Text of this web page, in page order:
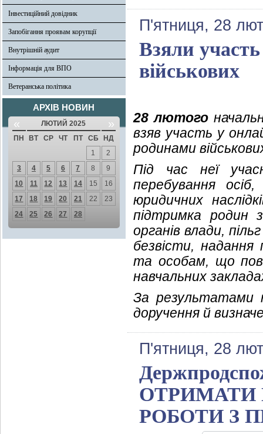
Інвестиційний довідник
Запобігання проявам корупції
Внутрішній аудит
Інформація для ВПО
Ветеранська політика
АРХІВ НОВИН
« ЛЮТИЙ 2025 »
ПН ВТ СР ЧТ ПТ СБ
НД
1
2
3
4 5 6 7 8
9
10
11 12 13 14 15
16
17
18 19 20 21 22
23
24
25 26 27 28
П'ятниця, 28
Взяли
військових
28 лютого
взяв участь у
родинами
Під час неї
перебування
юридичних
підтримка родин
органів влади,
безвісти, надання
та особам, що
навчальних
За результатами
доручення й
П'ятниця, 28
ОТРИМАТИ
РОБОТИ З